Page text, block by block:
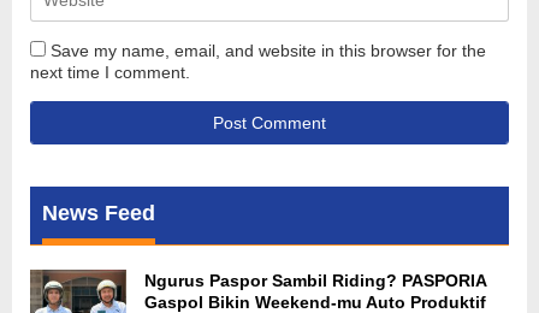
Save my name, email, and website in this browser for the
next time I comment.
News Feed
Ngurus Paspor Sambil Riding? PASPORIA
Gaspol Bikin Weekend-mu Auto Produktif